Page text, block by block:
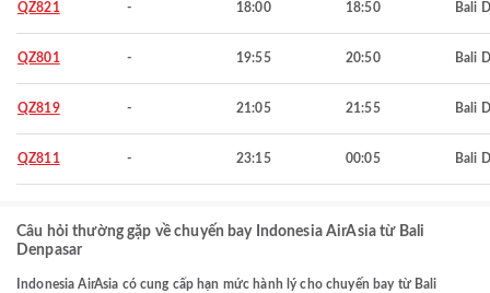
QZ821 - 18:00 18:50 Bali
QZ801 - 19:55 20:50 Bali
QZ819 - 21:05 21:55 Bali
QZ811 - 23:15 00:05 Bali
Câu hỏi thường gặp về chuyến bay Indonesia AirAsia từ Bali
Denpasar
Indonesia AirAsia có cung cấp hạn mức hành lý cho chuyến bay từ Bali